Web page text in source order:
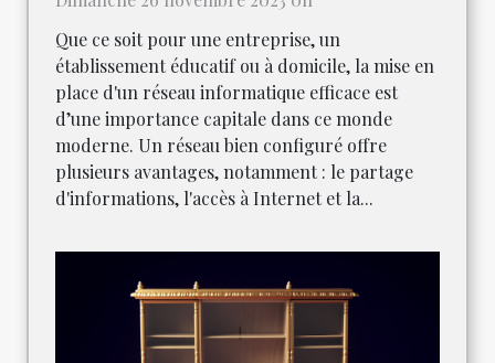
Que ce soit pour une entreprise, un
établissement éducatif ou à domicile, la mise en
place d'un réseau informatique efficace est
d’une importance capitale dans ce monde
moderne. Un réseau bien configuré offre
plusieurs avantages, notamment : le partage
d'informations, l'accès à Internet et la...